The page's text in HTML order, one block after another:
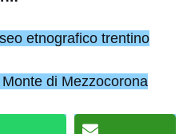
etnografico trentino
di Mezzocorona